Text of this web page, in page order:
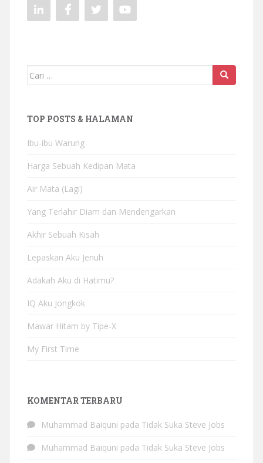
Mencari:
TOP POSTS & HALAMAN
Ibu-ibu Warung
Harga Sebuah Kedipan Mata
Air Mata (Lagi)
Yang Terlahir Diam dan Mendengarkan
Akhir Sebuah Kisah
Lepaskan Aku Jenuh
Adakah Aku di Hatimu?
IQ Aku Jongkok
Mawar Hitam by Tipe-X
My First Time
KOMENTAR TERBARU
Muhammad Baiquni pada Tidak Suka Steve Jobs
Muhammad Baiquni pada Tidak Suka Steve Jobs